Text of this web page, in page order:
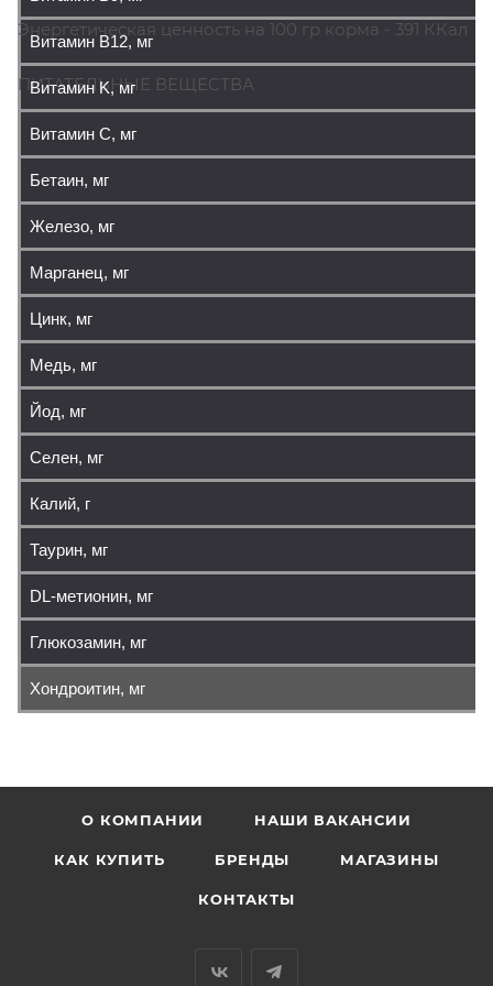
Энергетическая ценность на 100 гр корма - 391 ККал
ПИТАТЕЛЬНЫЕ ВЕЩЕСТВА
Витамин В12, мг
Витамин K, мг
Витамин C, мг
Бетаин, мг
Железо, мг
Марганец, мг
Цинк, мг
Медь, мг
Йод, мг
Селен, мг
Калий, г
Таурин, мг
DL-метионин, мг
Глюкозамин, мг
Хондроитин, мг
О КОМПАНИИ НАШИ ВАКАНСИИ
КАК КУПИТЬ БРЕНДЫ МАГАЗИНЫ
КОНТАКТЫ